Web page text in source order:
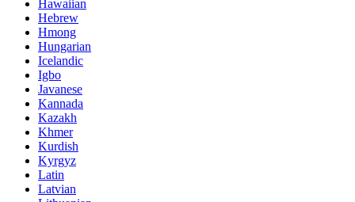
Hawaiian
Hebrew
Hmong
Hungarian
Icelandic
Igbo
Javanese
Kannada
Kazakh
Khmer
Kurdish
Kyrgyz
Latin
Latvian